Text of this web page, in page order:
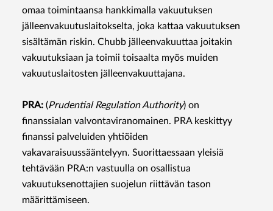
omaa toimintaansa hankkimalla vakuutuksen
jälleenvakuutuslaitokselta, joka kattaa vakuutuksen
sisältämän riskin. Chubb jälleenvakuuttaa joitakin
vakuutuksiaan ja toimii toisaalta myös muiden
vakuutuslaitosten jälleenvakuuttajana.
PRA: (Prudential Regulation Authority) on
finanssialan valvontaviranomainen. PRA keskittyy
finanssi palveluiden yhtiöiden
vakavaraisuussääntelyyn. Suorittaessaan yleisiä
tehtävään PRA:n vastuulla on osallistua
vakuutuksenottajien suojelun riittävän tason
määrittämiseen.